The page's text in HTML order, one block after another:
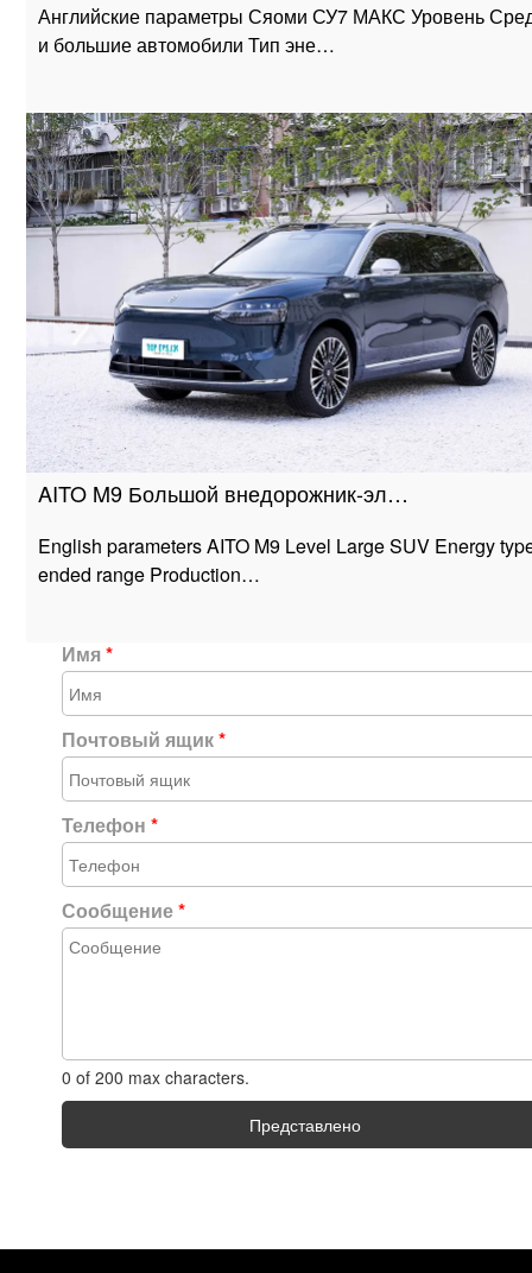
Английские параметры Сяоми СУ7 МАКС Уровень
и большие автомобили Тип эне…
AITO M9 Большой внедорожник-эл…
English parameters AITO M9 Level Large SUV Energy
ended range Production…
Имя*
Почтовый ящик*
Телефон*
Сообщение*
0 of 200 max characters.
Представлено